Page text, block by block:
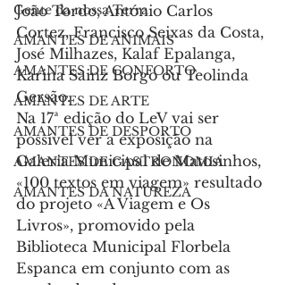
Gente da nossa Terra
AMANTES DE ANIMAIS
AMANTES DE CONFORTO
AMANTES DE ARTE
AMANTES DE DESPORTO
AMANTES DE GASTRONOMIA
AMANTES DA NATUREZA
João Tordo, António Carlos
Cortez, Francisco Seixas da Costa,
José Milhazes, Kalaf Epalanga,
Karina Sainz Borgo ou Teolinda
Gersão.
Na 17ª edição do LeV vai ser
possível ver a exposição na
Galeria Municipal de Matosinhos,
«100 textos em viagem» resultado
do projeto «A Viagem e Os
Livros», promovido pela
Biblioteca Municipal Florbela
Espanca em conjunto com as